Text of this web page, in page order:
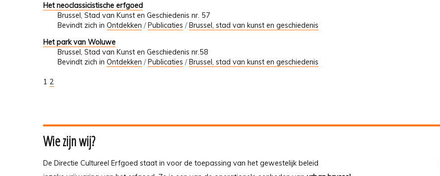
Het neoclassicistische erfgoed
Brussel, Stad van Kunst en Geschiedenis nr. 57
Bevindt zich in Ontdekken /Publicaties /Brussel, stad van kunst en geschiedenis
Het park van Woluwe
Brussel, Stad van Kunst en Geschiedenis nr.58
Bevindt zich in Ontdekken /Publicaties /Brussel, stad van kunst en geschiedenis
1 2
Wie zijn wij?
De Directie Cultureel Erfgoed staat in voor de toepassing van het gewestelijk beleid